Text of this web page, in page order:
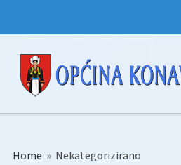
Home » Nekategorizirano